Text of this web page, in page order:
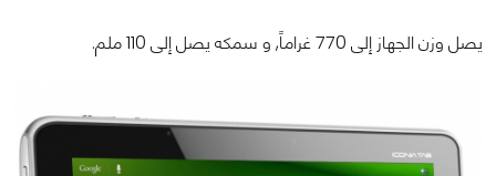
يصل وزن الجهاز إلى 770 غراماً, و سمكه يصل إلى 110 ملم.